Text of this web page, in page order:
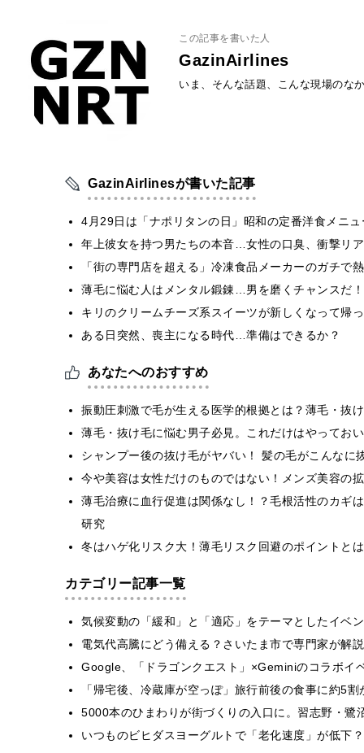
この記事を書いた人
GazinAirlines
いま、そんな話題、こんな現場のな
GazinAirlinesが書いた記事
4月29日は「ナポリタンの日」昭和の定番洋食メニ
年上彼女を持つ男たちの本音…女性の口臭、衝撃リ
「街の専門店を超える」冷凍食品メーカーのガチ
薄毛に悩む人はメンタル鍛錬…男を磨くチャンスだ！
キリのクリームチーズ系スイーツが新しくなって帰
ある日突然、喪主になる時代…準備はできるか？
あなたへのおすすめ
振動圧刺激で毛が生える医学的根拠とは？薄毛・抜
薄毛・抜け毛に悩む男子必見。これだけはやってお
シャンプー後の抜け毛がヤバい！ 髪の毛がこんなに
今や美容は女性だけのものではない！メンズ美容の
薄毛治療に血行促進は関係なし！？毛根活性のカギ
研究
冬はハゲ化リスク大！薄毛リスク回避のポイントとは
カテゴリー記事一覧
気候変動の「緩和」と「適応」をテーマとしたイベ
電気代高騰にどう備える？さいたま市で専門家が解
Google、「ドラゴンクエスト」×Geminiのコラボイ
「帰宅後、冷蔵庫が空っぽ」旅行前後の食事に約5
5000本のひまわりが街づくりの入口に。習志野・
いつものビヒダスヨーグルトで「老化速度」が低